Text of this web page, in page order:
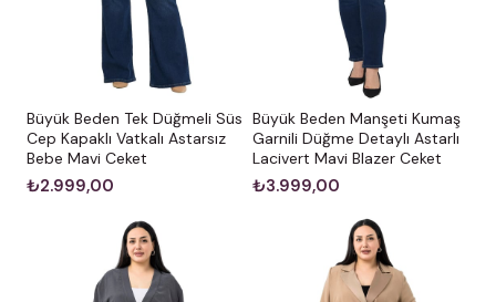
Büyük Beden Tek Düğmeli Süs
Cep Kapaklı Vatkalı Astarsız
Bebe Mavi Ceket
₺2.999,00
Büyük Beden Manşeti Kumaş
Garnili Düğme Detaylı Astarlı
Lacivert Mavi Blazer Ceket
₺3.999,00